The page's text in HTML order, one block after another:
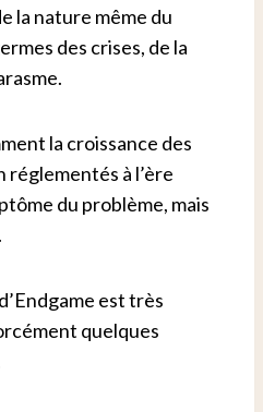
la nature même du
des crises, de la
la croissance des
réglementés à l’ère
du problème, mais
est très
quelques